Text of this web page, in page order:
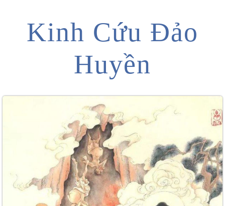
Kinh Cứu Đảo
Huyền